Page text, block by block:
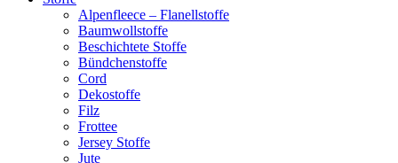
Alpenfleece – Flanellstoffe
Baumwollstoffe
Beschichtete Stoffe
Bündchenstoffe
Cord
Dekostoffe
Filz
Frottee
Jersey Stoffe
Jute